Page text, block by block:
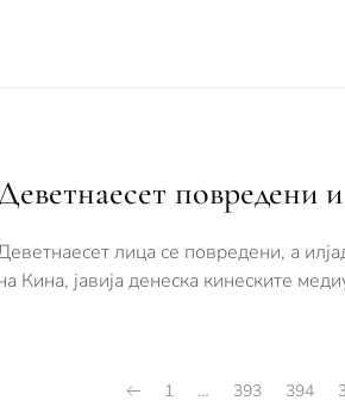
повредени
лица се повредени, а
Кина, јавија денеска кинеските
1 … 393 394